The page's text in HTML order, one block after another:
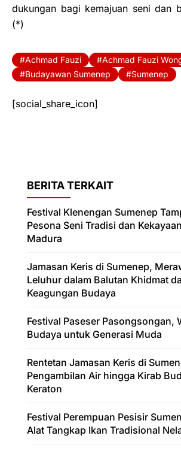
dukungan bagi kemajuan seni dan
(*)
Achmad Fauzi
Achmad Fauzi
Budayawan Sumenep
Sumenep
[social_share_icon]
BERITA TERKAIT
Festival Klenengan Sumenep
Pesona Seni Tradisi dan
Madura
Jamasan Keris di Sumenep,
Leluhur dalam Balutan Khidmat
Keagungan Budaya
Festival Paseser Pasongsongan,
Budaya untuk Generasi Muda
Rentetan Jamasan Keris di
Pengambilan Air hingga Kirab
Keraton
Festival Perempuan Pesisir
Alat Tangkap Ikan Tradisional